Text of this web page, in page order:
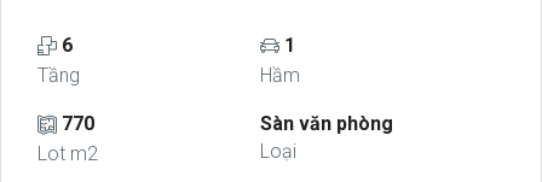
6
Tầng
1
Hầm
770
Lot m2
Sàn văn phòng
Loại